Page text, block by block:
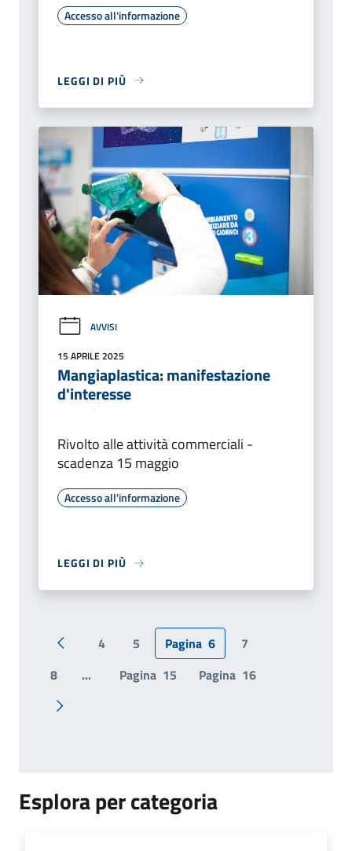
Accesso all'informazione
LEGGI DI PIÙ
AVVISI
15 APRILE 2025
Mangiaplastica: manifestazione
d'interesse
Rivolto alle attività commerciali -
scadenza 15 maggio
Accesso all'informazione
LEGGI DI PIÙ
Pagina precedente
4 5 Pagina 6
7
8
... Pagina 15 Pagina 16
Pagina successiva
Esplora per categoria